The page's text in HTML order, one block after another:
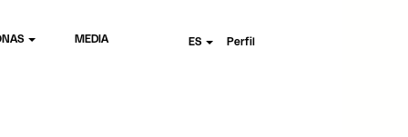
MEDIA ES Perfil